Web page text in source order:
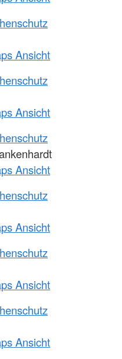
Ansicht
Ansicht
Ansicht
Ansicht
Ansicht
Ansicht